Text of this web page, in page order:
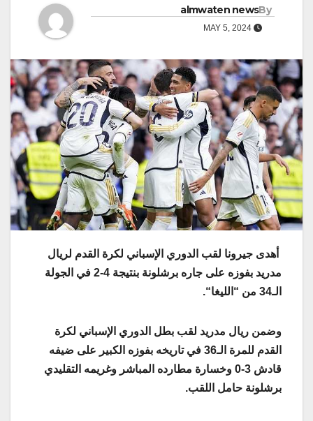
By
almwaten news
أهدى جيرونا لقب الدوري الإسباني لكرة القدم لريال
مدريد بفوزه على جاره برشلونة بنتيجة 4-2 في الجولة
الـ34 من “الليغا
“.
وضمن ريال مدريد لقب بطل الدوري الإسباني لكرة
القدم للمرة الـ36 في تاريخه بفوزه الكبير على ضيفه
قادش 3-0 وخسارة مطارده المباشر وغريمه التقليدي
برشلونة حامل اللقب.